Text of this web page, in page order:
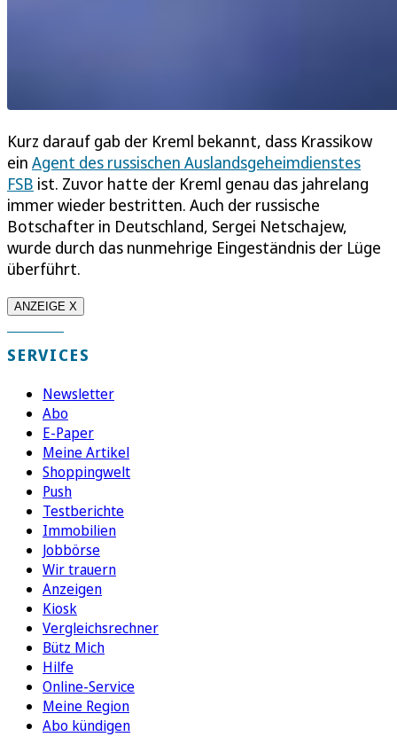
Kurz darauf gab der Kreml bekannt, dass Krassikow
ein Agent des russischen Auslandsgeheimdienstes
FSB ist. Zuvor hatte der Kreml genau das jahrelang
immer wieder bestritten. Auch der russische
Botschafter in Deutschland, Sergei Netschajew,
wurde durch das nunmehrige Eingeständnis der Lüge
überführt.
ANZEIGE X
SERVICES
Newsletter
Abo
E-Paper
Meine Artikel
Shoppingwelt
Push
Testberichte
Immobilien
Jobbörse
Wir trauern
Anzeigen
Kiosk
Vergleichsrechner
Bütz Mich
Hilfe
Online-Service
Meine Region
Abo kündigen